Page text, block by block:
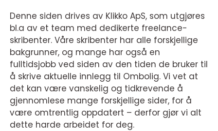
Denne siden drives av Klikko ApS, som utgjøres
bl.a av et team med dedikerte freelance-
skribenter. Våre skribenter har alle forskjellige
bakgrunner, og mange har også en
fulltidsjobb ved siden av den tiden de bruker til
å skrive aktuelle innlegg til Ombolig. Vi vet at
det kan være vanskelig og tidkrevende å
gjennomlese mange forskjellige sider, for å
være omtrentlig oppdatert – derfor gjør vi alt
dette harde arbeidet for deg.